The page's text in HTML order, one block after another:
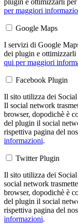
plugin e ottimizzarli
per maggiori
Google Maps
I servizi di Google
dei plugin e ottimizzarli
qui per maggiori
Facebook Plugin
Il sito utilizza dei
Il social network
browser, dopodichè è
del plugin il social
rispettiva pagina del
informazioni.
Twitter Plugin
Il sito utilizza dei
social network
browser, dopodichè è
del plugin il social
rispettiva pagina del
informazioni.